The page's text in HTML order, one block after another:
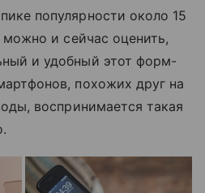
популярности около 15
можно и сейчас оценить,
и удобный этот форм-
похожих друг на
воспринимается такая